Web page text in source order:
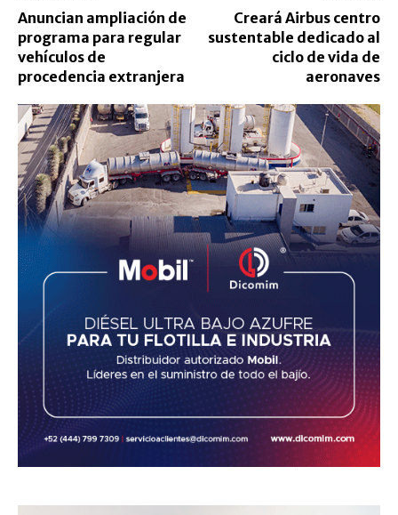
Anuncian ampliación de
programa para regular
vehículos de
procedencia extranjera
Creará Airbus centro
sustentable dedicado al
ciclo de vida de
aeronaves